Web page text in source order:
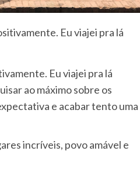
Eu viajei pra lá
Eu viajei pra lá
ao máximo sobre os
e acabar tento uma
incríveis, povo amável e